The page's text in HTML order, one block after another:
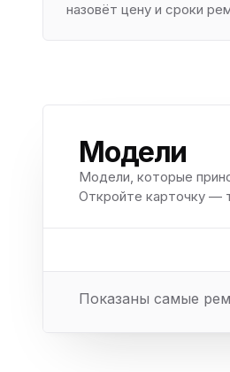
назовёт цену и сроки
Модели
Модели, которые
Откройте карточку —
Показаны самые